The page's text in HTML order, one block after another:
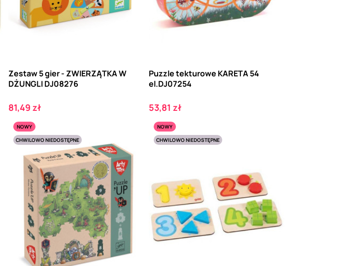
Zestaw 5 gier - ZWIERZĄTKA W
DŻUNGLI DJ08276
Cena
81,49 zł
Puzzle tekturowe KARETA 54
el.DJ07254
Cena
53,81 zł
NOWY
CHWILOWO NIEDOSTĘPNE
NOWY
CHWILOWO NIEDOSTĘPNE